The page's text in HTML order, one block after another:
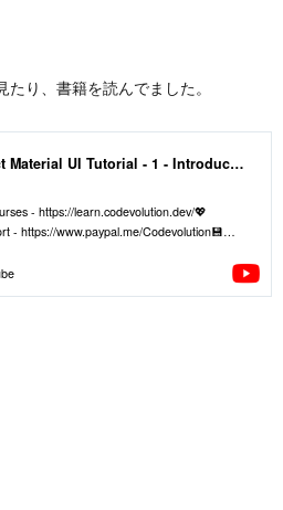
り、書籍を読んでました。
React Material UI Tutorial - 1 - Introduction
- https://learn.codevolution.dev/💖
- https://www.paypal.me/Codevolution💾
https://...